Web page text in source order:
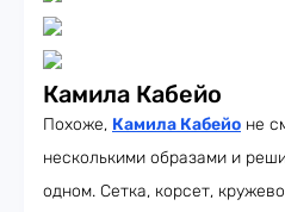
Камила Кабейо
Похоже, Камила Кабейо не
несколькими образами и
одном. Сетка, корсет,